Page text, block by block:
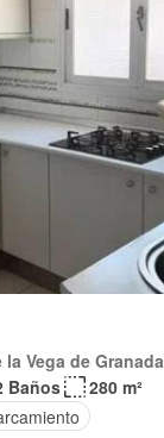
Vega de Granada
Baños
280 m²